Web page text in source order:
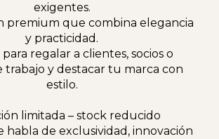
exigentes.
premium que combina elegancia
y practicidad.
regalar a clientes, socios o
trabajo y destacar tu marca con
estilo.
limitada – stock reducido
habla de exclusividad, innovación